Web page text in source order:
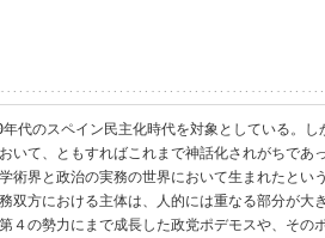
代のスペイン民主化時代を対象としている。
いて、ともすればこれまで神話化されがちであ
術界と政治の実務の世界において生まれたとい
双方における主体は、人的には重なる部分が大
４の勢力にまで成長した政党ポデモスや、その